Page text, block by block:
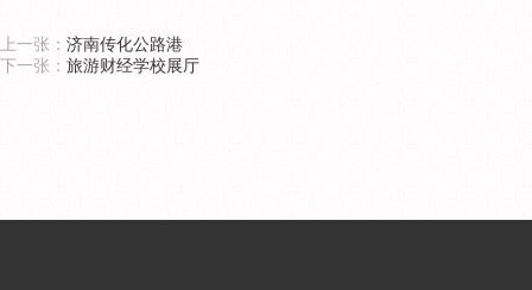
上一张： 济南传化公路港
下一张： 旅游财经学校展厅